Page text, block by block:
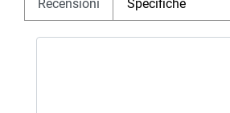
Recensioni Specifiche